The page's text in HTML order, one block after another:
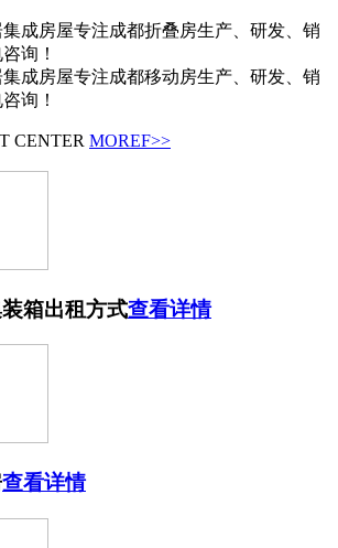
CENTER MOREF>>
箱出租方式查看详情
查看详情